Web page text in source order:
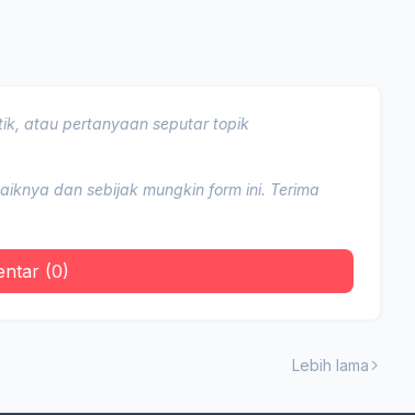
atau pertanyaan seputar topik
dan sebijak mungkin form ini. Terima
(0)
Lebih lama